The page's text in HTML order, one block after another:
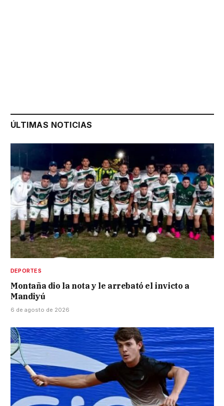
ÚLTIMAS NOTICIAS
DEPORTES
Montaña dio la nota y le arrebató el invicto a
Mandiyú
6 de agosto de 2026